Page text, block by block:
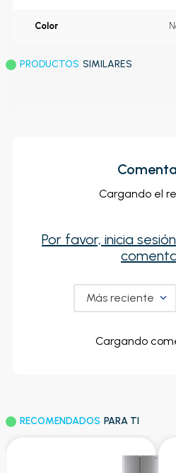
Color
PRODUCTOS SIMILARES
Cargando el
Por favor, inicia
Más reciente
Cargando
RECOMENDADOS PARA TI